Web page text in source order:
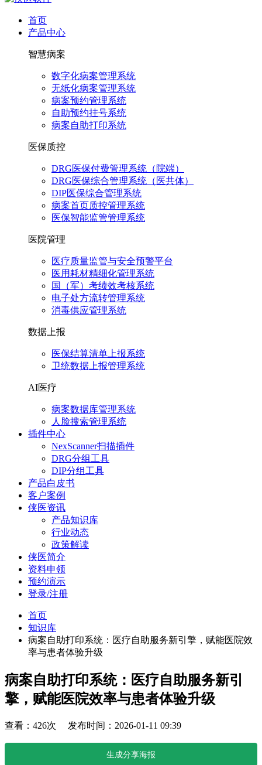
首页
产品中心
智慧病案
数字化病案管理系统
无纸化病案管理系统
病案预约管理系统
自助预约挂号系统
病案自助打印系统
医保质控
DRG医保付费管理系统（院端）
DRG医保综合管理系统（医共体）
DIP医保综合管理系统
病案首页质控管理系统
医保智能监管管理系统
医院管理
医疗质量监管与安全预警平台
医用耗材精细化管理系统
国（军）考绩效考核系统
电子处方流转管理系统
消毒供应管理系统
数据上报
医保结算清单上报系统
卫统数据上报管理系统
AI医疗
病案数据库管理系统
人脸搜索管理系统
插件中心
NexScanner扫描插件
DRG分组工具
DIP分组工具
产品白皮书
客户案例
侠医资讯
产品知识库
行业动态
政策解读
侠医简介
资料申领
预约演示
登录/注册
首页
知识库
病案自助打印系统：医疗自助服务新引擎，赋能医院效
率与患者体验升级
病案自助打印系统：医疗自助服务新引
擎，赋能医院效率与患者体验升级
查看：426次 发布时间：2026-01-11 09:39
生成分享海报